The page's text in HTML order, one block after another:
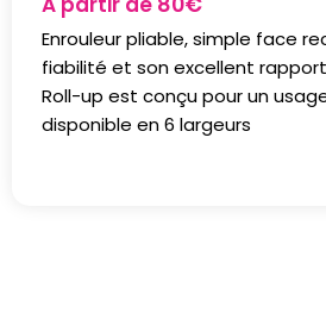
Enrouleur pliable, simple face
fiabilité et son excellent
Roll-up est conçu pour un
disponible en 6 largeurs